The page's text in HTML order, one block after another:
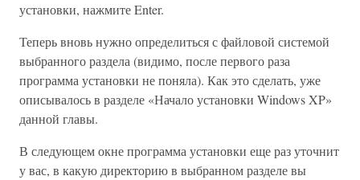
установки, нажмите Enter.
Теперь вновь нужно определиться с файловой системой
выбранного раздела (видимо, после первого раза
программа установки не поняла). Как это сделать, уже
описывалось в разделе «Начало установки Windows XP»
данной главы.
В следующем окне программа установки еще раз уточнит
у вас, в какую директорию в выбранном разделе вы